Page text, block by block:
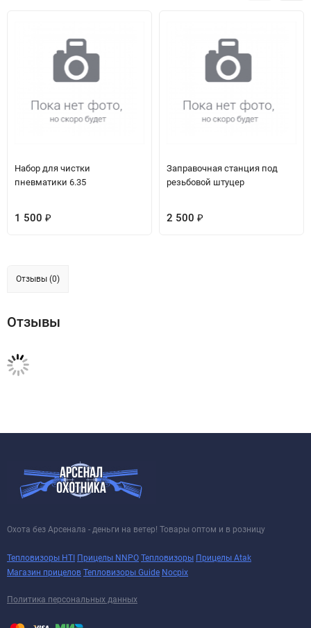
Набор для чистки
пневматики 6.35
1 500 ₽
Заправочная станция под
резьбовой штуцер
2 500 ₽
Отзывы (0)
Отзывы
Охота без Арсенала - деньги на ветер! Товары оптом и в розницу
Тепловизоры HTI Прицелы NNPO Тепловизоры Прицелы Atak
Магазин прицелов Тепловизоры Guide Nocpix
Политика персональных данных